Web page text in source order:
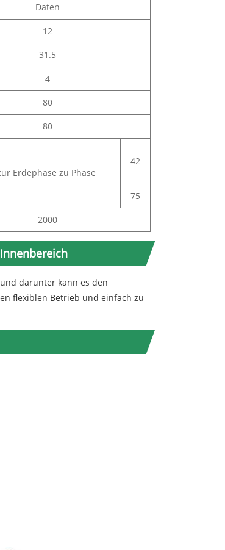
Daten
12
31.5
4
80
80
Erdephase zu Phase
42
75
2000
darunter kann es den
flexiblen Betrieb und einfach zu